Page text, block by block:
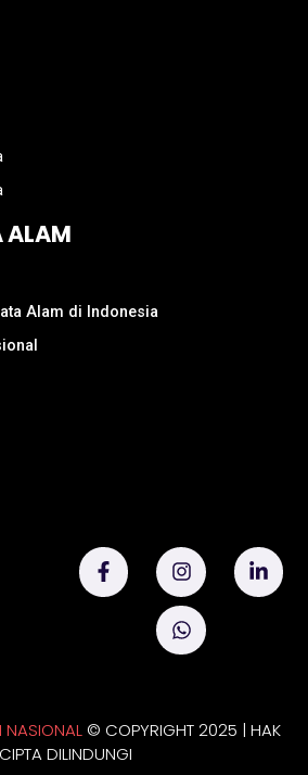
ALAM
Alam di Indonesia
NASIONAL © COPYRIGHT 2025 | HAK
CIPTA DILINDUNGI